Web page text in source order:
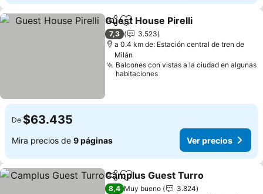
CompartirAgregar a favoritos
Guest House Pirelli
7,3
3.523
a 0.4 km de: Estación central de tren de
Milán
Balcones con vistas a la ciudad en algunas
habitaciones
De $63.435
Mira precios de 9 páginas Ver precios
CompartirAgregar a favoritos
Camplus Guest Turro
8,4 Muy bueno
3.824